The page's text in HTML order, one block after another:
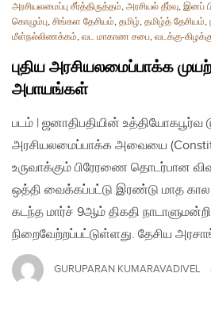
அரசியலமைப்பு சீர்த்திருத்தம், அரசியல் தீர்வு, இனப்
கொழும்பு, சிங்கள தேசியம், தமிழ், தமிழ்த் தேசியம்,
மீள்நல்லிணக்கம், வட மாகாண சபை, வடக்கு-
புதிய அரசியலமைப்பாக்க
அபாயங்கள்
படம் | ஜனாதிபதியின் உத்தியோகபூர்வ
அரசியலமைப்பாக்க அவையை
உருவாக்கும் பிரேரணை தொடர்பான
ஒத்தி வைக்கப்பட்டு இரண்டு மாத
கடந்த மார்ச் 9ஆம் திகதி
நிறைவேற்றப்பட்டுள்ளது. தேசிய
GURUPARAN KUMARAVADIVEL